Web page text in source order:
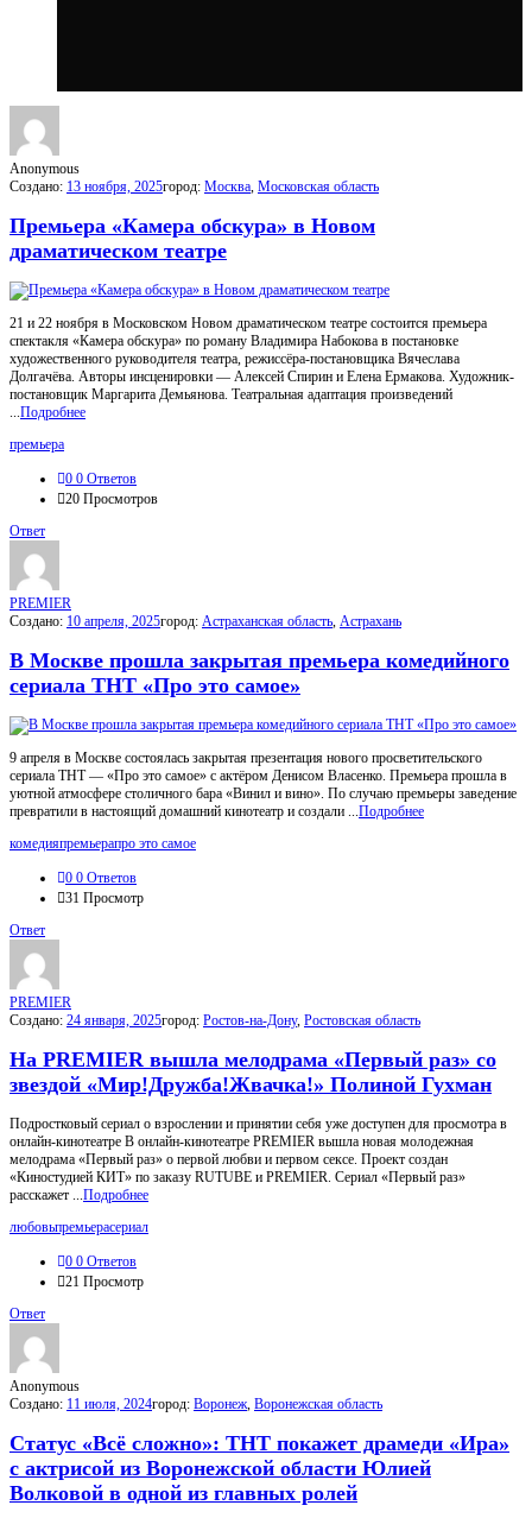
МойГород
Последний
Посты
Anonymous
Создано: 13 ноября, 2025город: Москва, Московская область
Премьера «Камера обскура» в Новом
драматическом театре
21 и 22 ноября в Московском Новом драматическом театре состоится премьера
спектакля «Камера обскура» по роману Владимира Набокова в постановке
художественного руководителя театра, режиссёра-постановщика Вячеслава
Долгачёва. Авторы инсценировки — Алексей Спирин и Елена Ермакова. Художник-
постановщик Маргарита Демьянова. Театральная адаптация произведений
...Подробнее
премьера
0 0 Ответов
20 Просмотров
Ответ
PREMIER
Создано: 10 апреля, 2025город: Астраханская область, Астрахань
В Москве прошла закрытая премьера комедийного
сериала ТНТ «Про это самое»
9 апреля в Москве состоялась закрытая презентация нового просветительского
сериала ТНТ — «Про это самое» с актёром Денисом Власенко. Премьера прошла в
уютной атмосфере столичного бара «Винил и вино». По случаю премьеры заведение
превратили в настоящий домашний кинотеатр и создали ...Подробнее
комедияпремьерапро это самое
0 0 Ответов
31 Просмотр
Ответ
PREMIER
Создано: 24 января, 2025город: Ростов-на-Дону, Ростовская область
На PREMIER вышла мелодрама «Первый раз» со
звездой «Мир!Дружба!Жвачка!» Полиной Гухман
Подростковый сериал о взрослении и принятии себя уже доступен для просмотра в
онлайн-кинотеатре В онлайн-кинотеатре PREMIER вышла новая молодежная
мелодрама «Первый раз» о первой любви и первом сексе. Проект создан
«Киностудией КИТ» по заказу RUTUBE и PREMIER. Сериал «Первый раз»
расскажет ... Подробнее
любовьпремьерасериал
0 0 Ответов
21 Просмотр
Ответ
Anonymous
Создано: 11 июля, 2024город: Воронеж Воронежская область
Статус «Всё сложно»: ТНТ покажет драмеди «Ира»
с актрисой из Воронежской области Юлией
Волковой в одной из главных ролей